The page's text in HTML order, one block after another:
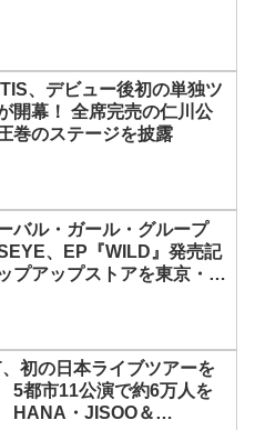
、デビュー後初の単独ツ
開幕！ 全席完売の仁川公
巻のステージを披露
バル・ガール・グループ
、EP『WILD』発売記
プアップストアを東京・原
、初の日本ライブツアーを
都市11公演で約6万人を
HANA・JISOO＆